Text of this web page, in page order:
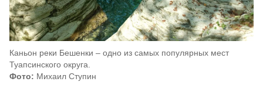
Каньон реки Бешенки – одно из самых популярных мест
Туапсинского округа.
Фото: Михаил Ступин